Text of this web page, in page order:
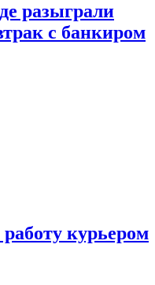
разыграли
с банкиром
курьером